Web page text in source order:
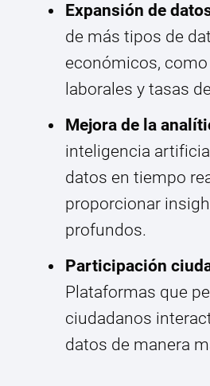
Expansión de
de más tipos de
económicos,
laborales y tasas
Mejora de la
inteligencia
datos en tiempo
proporcionar
profundos.
Participación
Plataformas que
ciudadanos
datos de manera